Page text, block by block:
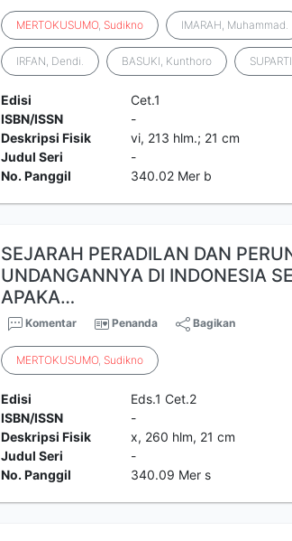
MERTOKUSUMO, Sudikno IMARAH, Muhammad.
IRFAN, Dendi. BASUKI, Kunthoro
Edisi
Cet.1
ISBN/ISSN
-
Deskripsi Fisik
vi, 213 hlm.; 21 cm
Judul Seri
-
No. Panggil
340.02 Mer b
SEJARAH PERADILAN DAN
UNDANGANNYA DI INDONESIA
APAKA…
Komentar Penanda Bagikan
MERTOKUSUMO, Sudikno
Edisi
Eds.1 Cet.2
ISBN/ISSN
-
Deskripsi Fisik
x, 260 hlm, 21 cm
Judul Seri
-
No. Panggil
340.09 Mer s